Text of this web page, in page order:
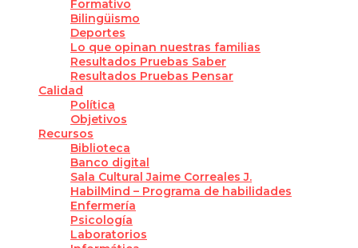
Formativo
Bilingüismo
Deportes
Lo que opinan nuestras familias
Resultados Pruebas Saber
Resultados Pruebas Pensar
Calidad
Política
Objetivos
Recursos
Biblioteca
Banco digital
Sala Cultural Jaime Correales J.
HabilMind – Programa de habilidades
Enfermería
Psicología
Laboratorios